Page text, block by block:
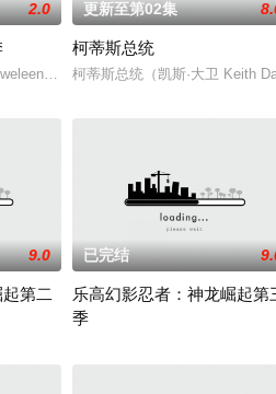
弱的时间点遭遇袭击——如今，1990年代
2.0
also revealed that “My Adventures
更新至第02集
柯蒂斯总统
柯蒂斯总统（凯斯·大卫 Keith
9.0
第二
已完结
乐高幻影忍者：神龙崛起第
季